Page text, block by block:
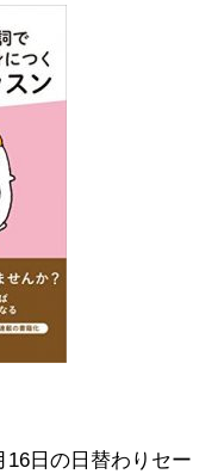
日の日替わりセー